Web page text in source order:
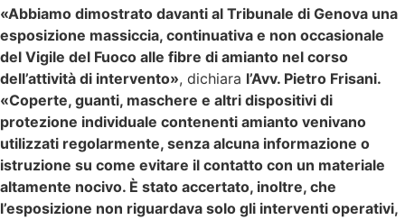
«Abbiamo dimostrato davanti al Tribunale di Genova una
esposizione massiccia, continuativa e non occasionale
del Vigile del Fuoco alle fibre di amianto nel corso
dell’attività di intervento», dichiara l’Avv. Pietro Frisani.
«Coperte, guanti, maschere e altri dispositivi di
protezione individuale contenenti amianto venivano
utilizzati regolarmente, senza alcuna informazione o
istruzione su come evitare il contatto con un materiale
altamente nocivo. È stato accertato, inoltre, che
l’esposizione non riguardava solo gli interventi operativi,